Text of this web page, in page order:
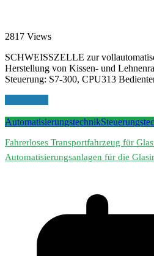
2817 Views
SCHWEISSZELLE zur
Herstellung von Kissen- und
Steuerung: S7-300, CPU313
Automatisierungstechnik
Fahrerloses Transportfahrzeug für
Automatisierungsanlagen für die